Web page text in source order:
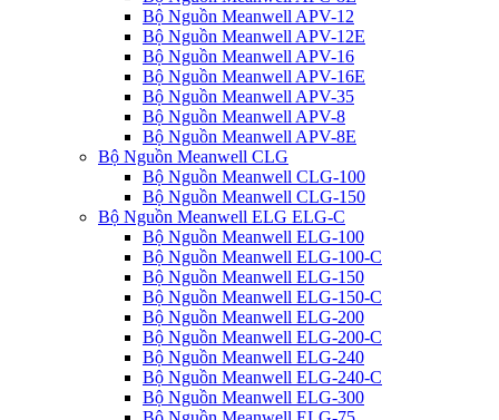
Bộ Nguồn Meanwell APV-12
Bộ Nguồn Meanwell APV-12E
Bộ Nguồn Meanwell APV-16
Bộ Nguồn Meanwell APV-16E
Bộ Nguồn Meanwell APV-35
Bộ Nguồn Meanwell APV-8
Bộ Nguồn Meanwell APV-8E
Bộ Nguồn Meanwell CLG
Bộ Nguồn Meanwell CLG-100
Bộ Nguồn Meanwell CLG-150
Bộ Nguồn Meanwell ELG ELG-C
Bộ Nguồn Meanwell ELG-100
Bộ Nguồn Meanwell ELG-100-C
Bộ Nguồn Meanwell ELG-150
Bộ Nguồn Meanwell ELG-150-C
Bộ Nguồn Meanwell ELG-200
Bộ Nguồn Meanwell ELG-200-C
Bộ Nguồn Meanwell ELG-240
Bộ Nguồn Meanwell ELG-240-C
Bộ Nguồn Meanwell ELG-300